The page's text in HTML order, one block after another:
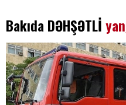
Bakıda DƏHŞƏTLİ